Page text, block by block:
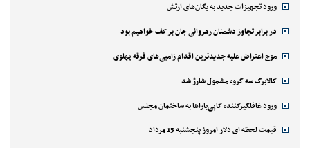
ورود تجهیزات جدید به یگان‌های ارتش
در برابر تجاوز دشمنان رهروانی جان بر کف خواهیم بود
موج اعتراض علیه جدیدترین اقدام زامبی‌های فرقه پهلوی
کالابرگ سه گروه مشمول شارژ شد
ورود غافلگیرکننده کاپی‌باراها به ساختمان مجلس
قیمت لحظه ای دلار امروز پنجشنبه 15 مرداد